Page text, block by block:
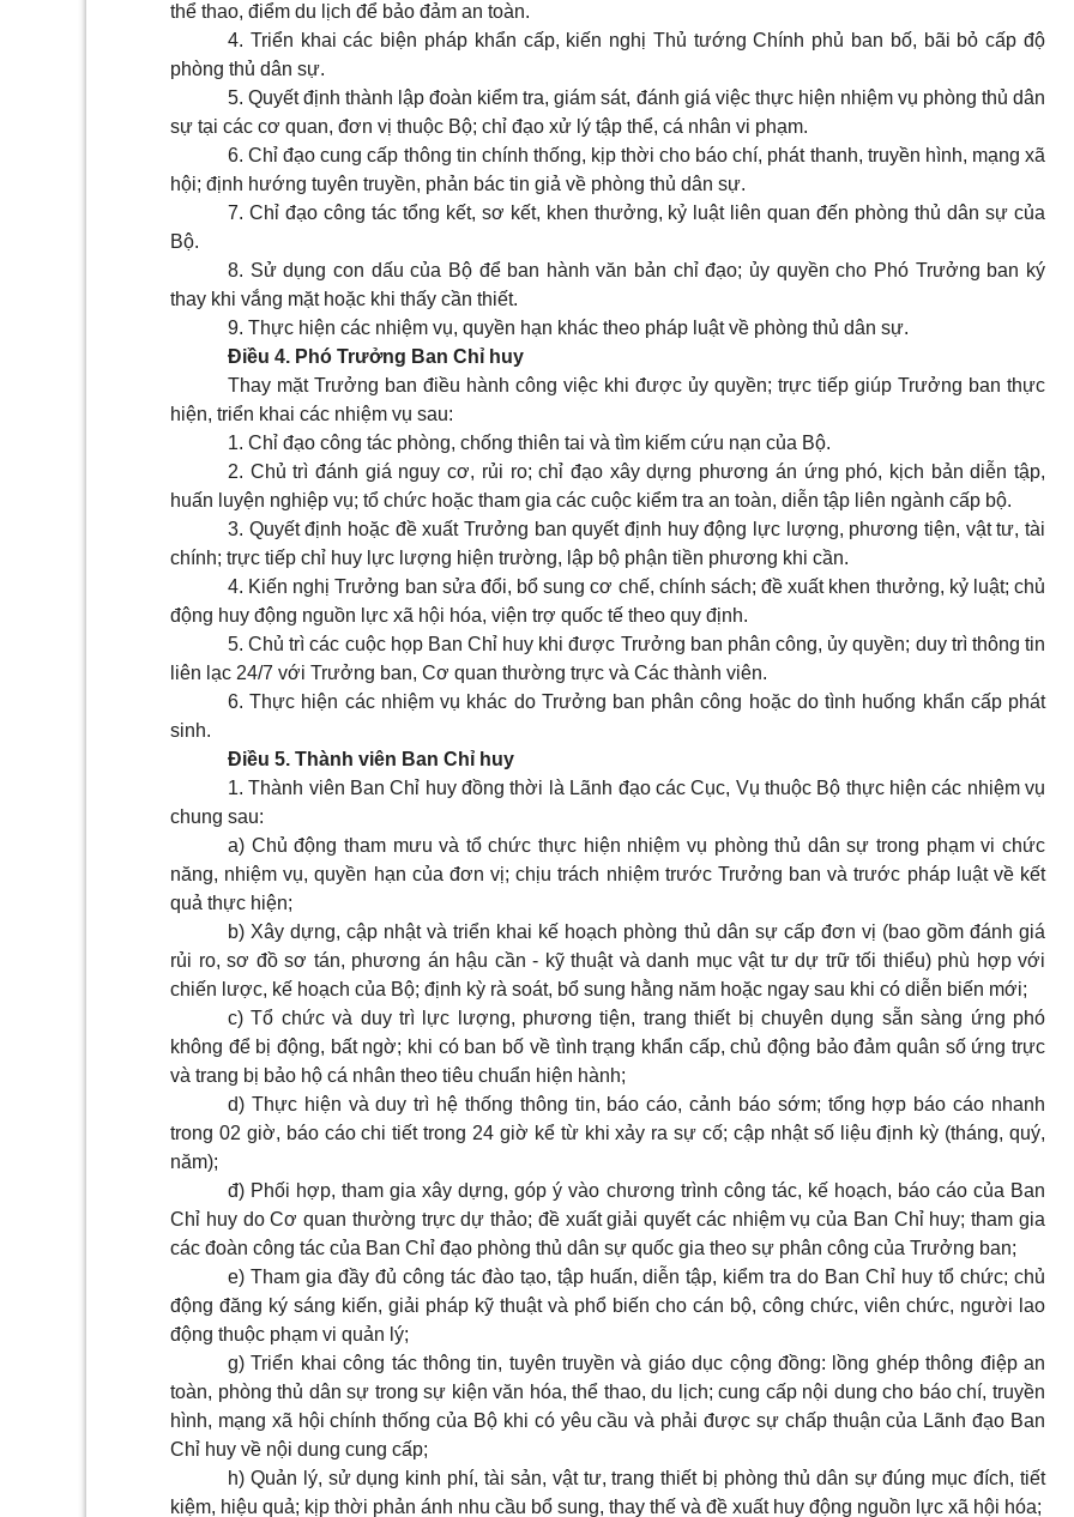
thể thao, điểm du lịch để bảo đảm an toàn.
4. Triển khai các biện pháp khẩn cấp, kiến nghị Thủ tướng Chính phủ ban bố, bãi bỏ cấp độ
phòng thủ dân sự.
5. Quyết định thành lập đoàn kiểm tra, giám sát, đánh giá việc thực hiện nhiệm vụ phòng thủ dân
sự tại các cơ quan, đơn vị thuộc Bộ; chỉ đạo xử lý tập thể, cá nhân vi phạm.
6. Chỉ đạo cung cấp thông tin chính thống, kịp thời cho báo chí, phát thanh, truyền hình, mạng xã
hội; định hướng tuyên truyền, phản bác tin giả về phòng thủ dân sự.
7. Chỉ đạo công tác tổng kết, sơ kết, khen thưởng, kỷ luật liên quan đến phòng thủ dân sự của
Bộ.
8. Sử dụng con dấu của Bộ để ban hành văn bản chỉ đạo; ủy quyền cho Phó Trưởng ban ký
thay khi vắng mặt hoặc khi thấy cần thiết.
9. Thực hiện các nhiệm vụ, quyền hạn khác theo pháp luật về phòng thủ dân sự.
Điều 4. Phó Trưởng Ban Chỉ huy
Thay mặt Trưởng ban điều hành công việc khi được ủy quyền; trực tiếp giúp Trưởng ban thực
hiện, triển khai các nhiệm vụ sau:
1. Chỉ đạo công tác phòng, chống thiên tai và tìm kiếm cứu nạn của Bộ.
2. Chủ trì đánh giá nguy cơ, rủi ro; chỉ đạo xây dựng phương án ứng phó, kịch bản diễn tập,
huấn luyện nghiệp vụ; tổ chức hoặc tham gia các cuộc kiểm tra an toàn, diễn tập liên ngành cấp bộ.
3. Quyết định hoặc đề xuất Trưởng ban quyết định huy động lực lượng, phương tiện, vật tư, tài
chính; trực tiếp chỉ huy lực lượng hiện trường, lập bộ phận tiền phương khi cần.
4. Kiến nghị Trưởng ban sửa đổi, bổ sung cơ chế, chính sách; đề xuất khen thưởng, kỷ luật; chủ
động huy động nguồn lực xã hội hóa, viện trợ quốc tế theo quy định.
5. Chủ trì các cuộc họp Ban Chỉ huy khi được Trưởng ban phân công, ủy quyền; duy trì thông tin
liên lạc 24/7 với Trưởng ban, Cơ quan thường trực và Các thành viên.
6. Thực hiện các nhiệm vụ khác do Trưởng ban phân công hoặc do tình huống khẩn cấp phát
sinh.
Điều 5. Thành viên Ban Chỉ huy
1. Thành viên Ban Chỉ huy đồng thời là Lãnh đạo các Cục, Vụ thuộc Bộ thực hiện các nhiệm vụ
chung sau:
a) Chủ động tham mưu và tổ chức thực hiện nhiệm vụ phòng thủ dân sự trong phạm vi chức
năng, nhiệm vụ, quyền hạn của đơn vị; chịu trách nhiệm trước Trưởng ban và trước pháp luật về kết
quả thực hiện;
b) Xây dựng, cập nhật và triển khai kế hoạch phòng thủ dân sự cấp đơn vị (bao gồm đánh giá
rủi ro, sơ đồ sơ tán, phương án hậu cần - kỹ thuật và danh mục vật tư dự trữ tối thiểu) phù hợp với
chiến lược, kế hoạch của Bộ; định kỳ rà soát, bổ sung hằng năm hoặc ngay sau khi có diễn biến mới;
c) Tổ chức và duy trì lực lượng, phương tiện, trang thiết bị chuyên dụng sẵn sàng ứng phó
không để bị động, bất ngờ; khi có ban bố về tình trạng khẩn cấp, chủ động bảo đảm quân số ứng trực
và trang bị bảo hộ cá nhân theo tiêu chuẩn hiện hành;
d) Thực hiện và duy trì hệ thống thông tin, báo cáo, cảnh báo sớm; tổng hợp báo cáo nhanh
trong 02 giờ, báo cáo chi tiết trong 24 giờ kể từ khi xảy ra sự cố; cập nhật số liệu định kỳ (tháng, quý,
năm);
đ) Phối hợp, tham gia xây dựng, góp ý vào chương trình công tác, kế hoạch, báo cáo của Ban
Chỉ huy do Cơ quan thường trực dự thảo; đề xuất giải quyết các nhiệm vụ của Ban Chỉ huy; tham gia
các đoàn công tác của Ban Chỉ đạo phòng thủ dân sự quốc gia theo sự phân công của Trưởng ban;
e) Tham gia đầy đủ công tác đào tạo, tập huấn, diễn tập, kiểm tra do Ban Chỉ huy tổ chức; chủ
động đăng ký sáng kiến, giải pháp kỹ thuật và phổ biến cho cán bộ, công chức, viên chức, người lao
động thuộc phạm vi quản lý;
g) Triển khai công tác thông tin, tuyên truyền và giáo dục cộng đồng: lồng ghép thông điệp an
toàn, phòng thủ dân sự trong sự kiện văn hóa, thể thao, du lịch; cung cấp nội dung cho báo chí, truyền
hình, mạng xã hội chính thống của Bộ khi có yêu cầu và phải được sự chấp thuận của Lãnh đạo Ban
Chỉ huy về nội dung cung cấp;
h) Quản lý, sử dụng kinh phí, tài sản, vật tư, trang thiết bị phòng thủ dân sự đúng mục đích, tiết
kiệm, hiệu quả; kịp thời phản ánh nhu cầu bổ sung, thay thế và đề xuất huy động nguồn lực xã hội hóa;